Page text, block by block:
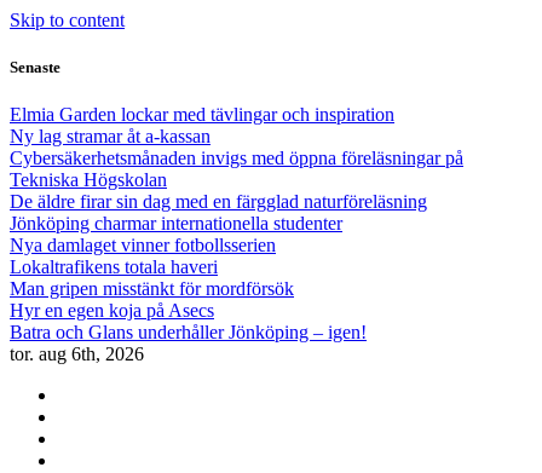
Skip to content
Senaste
Elmia Garden lockar med tävlingar och inspiration
Ny lag stramar åt a-kassan
Cybersäkerhetsmånaden invigs med öppna föreläsningar på
Tekniska Högskolan
De äldre firar sin dag med en färgglad naturföreläsning
Jönköping charmar internationella studenter
Nya damlaget vinner fotbollsserien
Lokaltrafikens totala haveri
Man gripen misstänkt för mordförsök
Hyr en egen koja på Asecs
Batra och Glans underhåller Jönköping – igen!
tor. aug 6th, 2026